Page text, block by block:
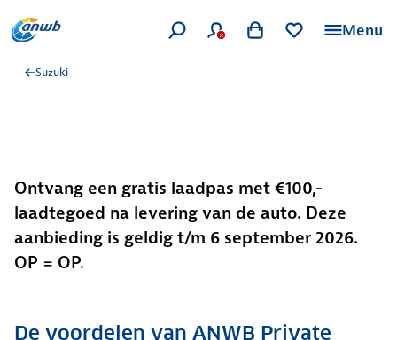
Menu
Suzuki
Ontvang een gratis laadpas met €100,-
laadtegoed na levering van de auto. Deze
aanbieding is geldig t/m 6 september 2026.
OP = OP.
De voordelen van ANWB Private